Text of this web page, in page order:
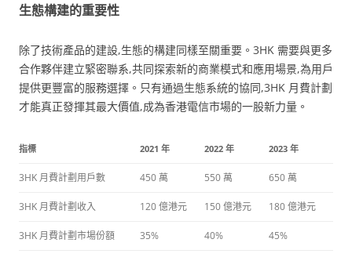
生態構建的重要性
除了技術產品的建設,生態的構建同樣至關重要。3HK 需要與更多
合作夥伴建立緊密聯系,共同探索新的商業模式和應用場景,為用戶
提供更豐富的服務選擇。只有通過生態系統的協同,3HK 月費計劃
才能真正發揮其最大價值,成為香港電信市場的一股新力量。
指標 2021 年 2022 年 2023 年
3HK 月費計劃用戶數 450 萬 550 萬 650 萬
3HK 月費計劃收入 120 億港元 150 億港元 180 億港元
3HK 月費計劃市場份額 35% 40% 45%